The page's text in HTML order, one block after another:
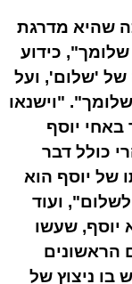
שהיא מדרגת
שלומך", כידוע
של 'שלום', ועל
"וישנאו
באחי יוסף
כולל דבר
של יוסף הוא
ועוד
יוסף, שעשו
הראשונים
בו ניצוץ של